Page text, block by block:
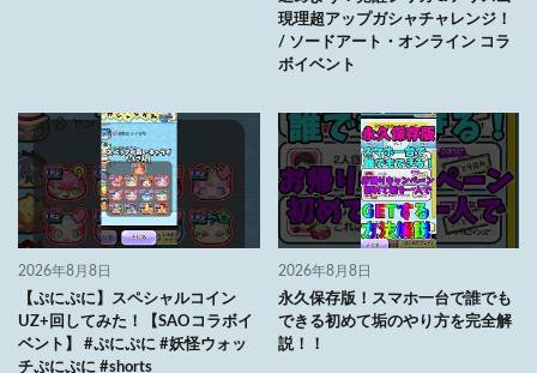
現理超アップガシャチャレンジ！
/ ソードアート・オンライン コラ
ボイベント
2026年8月8日
【ぷにぷに】スペシャルコイン
UZ+回してみた！【SAOコラボイ
ベント】 #ぷにぷに #妖怪ウォッ
チぷにぷに #shorts
2026年8月8日
永久保存版！スマホ一台で誰でも
できる初めて垢のやり方を完全解
説！！